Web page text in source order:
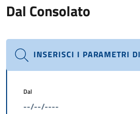
Dal Consolato
INSERISCI I PARAMETRI
Dal